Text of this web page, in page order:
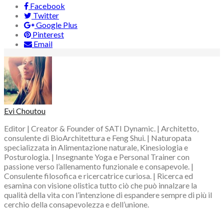
Facebook
Twitter
Google Plus
Pinterest
Email
Evi Choutou
Editor | Creator & Founder of SATI Dynamic. | Architetto,
consulente di BioArchitettura e Feng Shui. | Naturopata
specializzata in Alimentazione naturale, Kinesiologia e
Posturologia. | Insegnante Yoga e Personal Trainer con
passione verso l’allenamento funzionale e consapevole. |
Consulente filosofica e ricercatrice curiosa. | Ricerca ed
esamina con visione olistica tutto ciò che può innalzare la
qualità della vita con l’intenzione di espandere sempre di più il
cerchio della consapevolezza e dell’unione.